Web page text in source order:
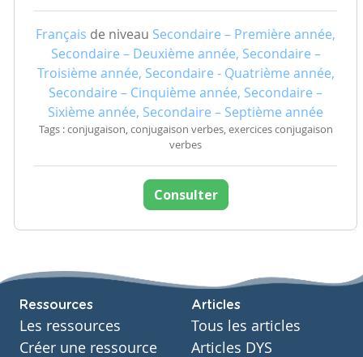
Français de niveau Secondaire – Première année,
Secondaire – Deuxième année, Secondaire –
Troisième année, Secondaire - Quatrième année,
Secondaire – Cinquième année, Secondaire –
Sixième année, Secondaire – Septième année
Tags : conjugaison, conjugaison verbes, exercices conjugaison
verbes
Consulter
Ressources
Les ressources
Créer une ressource
Articles
Tous les articles
Articles DYS